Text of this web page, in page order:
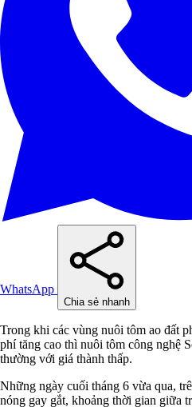
WhatsApp
Chia sẻ nhanh
Trong khi các vùng nuôi tôm ao đất
phí tăng cao thì nuôi tôm công nghệ
thường với giá thành thấp.
Những ngày cuối tháng 6 vừa qua,
nóng gay gắt, khoảng thời gian giữa